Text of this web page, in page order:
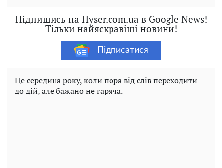
Підпишись на Hyser.com.ua в Google News!
Тільки найяскравіші новини!
Підписатися
Це середина року, коли пора від слів переходити
до дій, але бажано не гаряча.